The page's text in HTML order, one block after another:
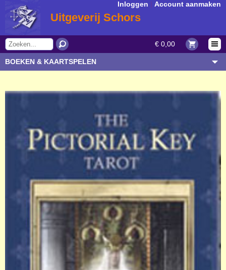
€ 0,00
Inloggen Account aanmaken
Uitgeverij Schors
BOEKEN & KAARTSPELEN